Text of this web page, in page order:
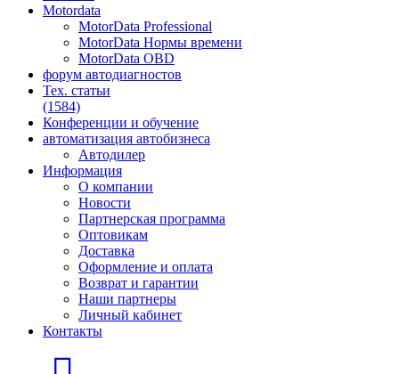
Motordata
MotorData Professional
MotorData Нормы времени
MotorData OBD
форум автодиагностов
Тех. статьи
(1584)
Конференции и обучение
автоматизация автобизнеса
Автодилер
Информация
О компании
Новости
Партнерская программа
Оптовикам
Доставка
Оформление и оплата
Возврат и гарантии
Наши партнеры
Личный кабинет
Контакты